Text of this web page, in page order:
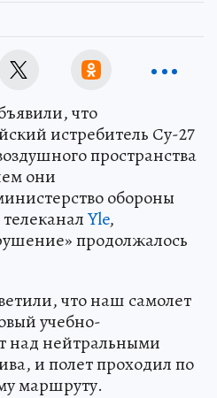
что
истребитель Су-27
пространства
они
обороны
Yle,
продолжалось
что наш самолет
учебно-
над нейтральными
и полет проходил по
маршруту.